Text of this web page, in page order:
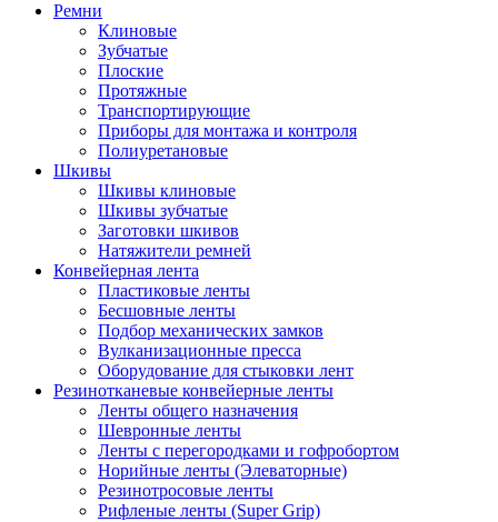
Ремни
Клиновые
Зубчатые
Плоские
Протяжные
Транспортирующие
Приборы для монтажа и контроля
Полиуретановые
Шкивы
Шкивы клиновые
Шкивы зубчатые
Заготовки шкивов
Натяжители ремней
Конвейерная лента
Пластиковые ленты
Бесшовные ленты
Подбор механических замков
Вулканизационные пресса
Оборудование для стыковки лент
Резинотканевые конвейерные ленты
Ленты общего назначения
Шевронные ленты
Ленты с перегородками и гофробортом
Норийные ленты (Элеваторные)
Резинотросовые ленты
Рифленые ленты (Super Grip)